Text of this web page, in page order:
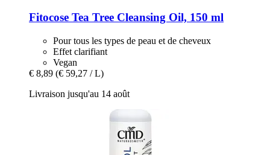
Fitocose Tea Tree Cleansing Oil, 150 ml
Pour tous les types de peau et de cheveux
Effet clarifiant
Vegan
€ 8,89 (€ 59,27 / L)
Livraison jusqu'au 14 août